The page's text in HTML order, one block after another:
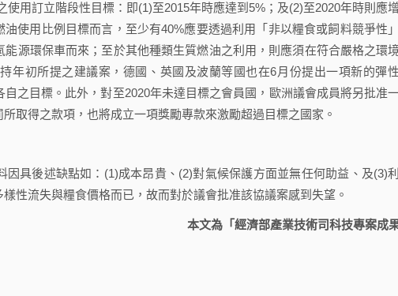
用訂立階段性目標：即(1)至2015年時應達到5%；及(2)至2020年時則應
使用比例目標而言，至少有40%應要透過利用「非以糧食或飼料競爭性
源環保車而來；至於其他種類生質燃油之利用，則應須在符合嚴格之環
年初所提之建議案，德國、英國及波蘭等國也在6月份提出一項新的彈
之目標。此外，對至2020年未達目標之會員國，歐洲議會成員將另批准
取得之款項，也將成立一項獎勵專款來激勵超過目標之國家。
後述缺點如：(1)成本昂貴、(2)對氣候保護方面並無任何助益、及(3)
性流失與糧食價格而已，故而對於議會批准該協議案感到失望。
本文為「經濟部產業技術司科技專案成果